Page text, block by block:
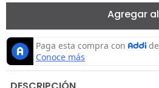
Agregar